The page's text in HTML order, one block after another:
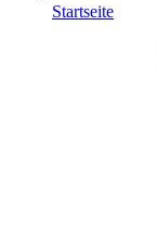
Startseite